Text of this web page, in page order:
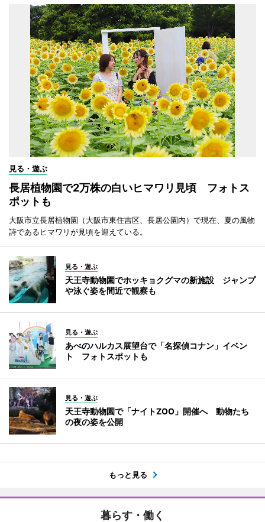
見る・遊ぶ
長居植物園で2万株の白いヒマワリ見頃 フォトス
ポットも
大阪市立長居植物園（大阪市東住吉区、長居公園内）で現在、夏の風物
詩であるヒマワリが見頃を迎えている。
見る・遊ぶ
天王寺動物園でホッキョクグマの新施設 ジャンプ
や泳ぐ姿を間近で観察も
見る・遊ぶ
あべのハルカス展望台で「名探偵コナン」イベン
ト フォトスポットも
見る・遊ぶ
天王寺動物園で「ナイトZOO」開催へ 動物たち
の夜の姿を公開
もっと見る
暮らす・働く